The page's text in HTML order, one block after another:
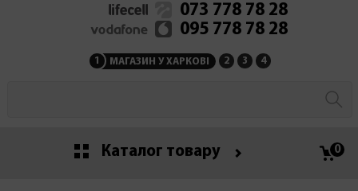
073 778 78 28
095 778 78 28
1 МАГАЗИН У ХАРКОВІ 2 МАГАЗИН НА
3 СЕРВІСНИЙ ЦЕНТР
4
Каталог товару 0